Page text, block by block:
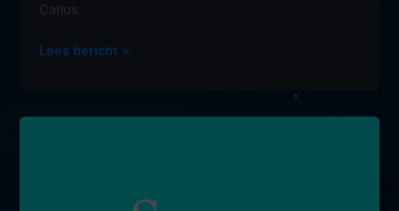
Carlos
Best
songs
Lees bericht »